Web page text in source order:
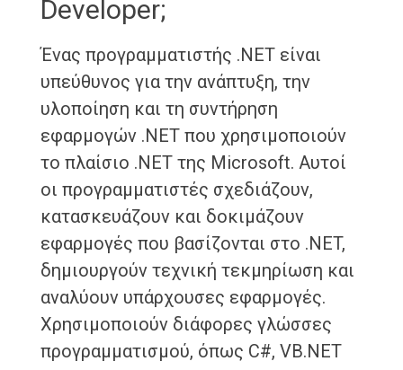
Developer;
Ένας προγραμματιστής .NET είναι
υπεύθυνος για την ανάπτυξη, την
υλοποίηση και τη συντήρηση
εφαρμογών .NET που χρησιμοποιούν
το πλαίσιο .NET της Microsoft. Αυτοί
οι προγραμματιστές σχεδιάζουν,
κατασκευάζουν και δοκιμάζουν
εφαρμογές που βασίζονται στο .NET,
δημιουργούν τεχνική τεκμηρίωση και
αναλύουν υπάρχουσες εφαρμογές.
Χρησιμοποιούν διάφορες γλώσσες
προγραμματισμού, όπως C#, VB.NET